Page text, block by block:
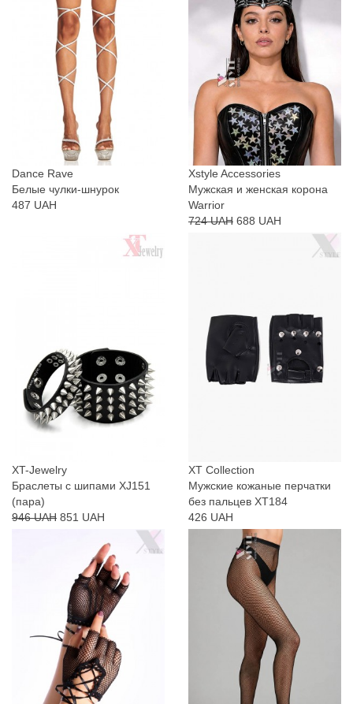
Dance Rave
Белые чулки-шнурок
487 UAH
Xstyle Accessories
Мужская и женская корона
Warrior
724 UAH 688 UAH
XT-Jewelry
Браслеты с шипами XJ151
(пара)
946 UAH 851 UAH
XT Collection
Мужские кожаные перчатки
без пальцев XT184
426 UAH